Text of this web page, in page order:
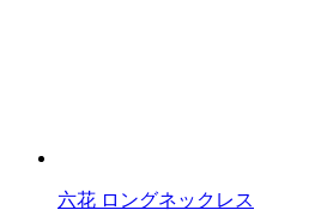
六花 ロングネックレス